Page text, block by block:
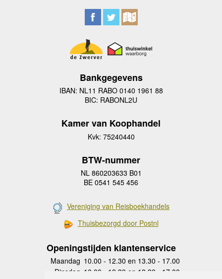
Bankgegevens
IBAN: NL11 RABO 0140 1961 88
BIC: RABONL2U
Kamer van Koophandel
Kvk: 75240440
BTW-nummer
NL 860203633 B01
BE 0541 545 456
Vereniging van Reisboekhandels
Thuisbezorgd door Postnl
Openingstijden klantenservice
Maandag 10.00 - 12.30 en 13.30 - 17.00
Dinsdag 10.00 - 12.30 en 13.30 - 17.00